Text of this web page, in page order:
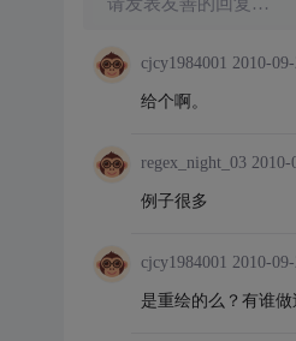
cjcy1984001 2010-
给个啊。
regex_night_03 2010-
例子很多
cjcy1984001 2010-
是重绘的么？有谁做